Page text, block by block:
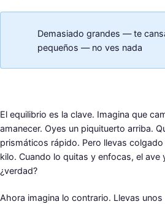
Demasiado grandes — te
pequeños — no ves nada
El equilibrio es la clave. Imagina que
amanecer. Oyes un piquituerto arriba.
prismáticos rápido. Pero llevas
kilo. Cuando lo quitas y enfocas, el ave
¿verdad?
Ahora imagina lo contrario. Llevas